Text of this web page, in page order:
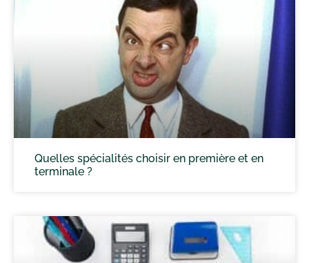
Quelles spécialités choisir en première et en
terminale ?